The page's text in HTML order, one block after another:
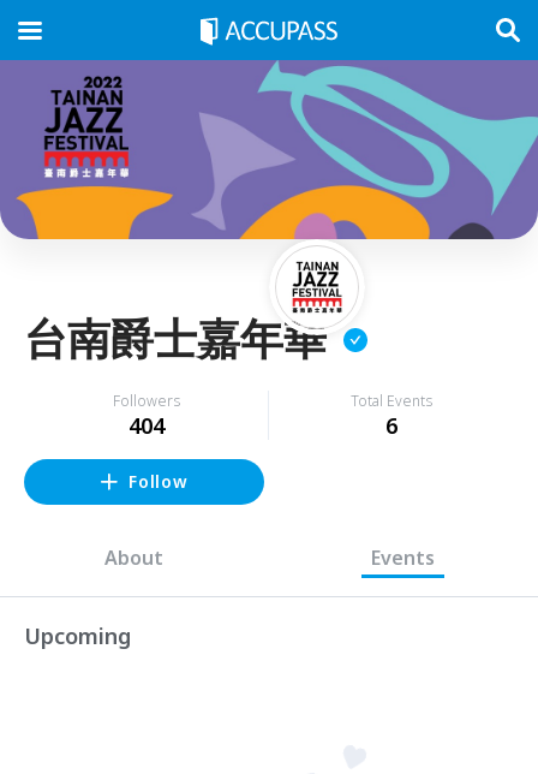
台南爵士嘉年華
Followers
404
Total Events
6
Follow
About Events
Upcoming